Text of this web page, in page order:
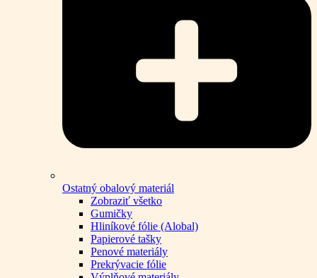
Ostatný obalový materiál
Zobraziť všetko
Gumičky
Hliníkové fólie (Alobal)
Papierové tašky
Penové materiály
Prekrývacie fólie